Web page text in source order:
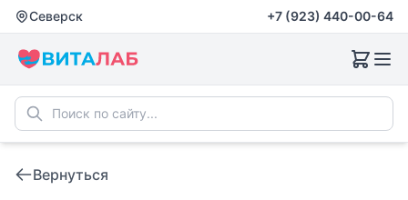
Северск +7 (923) 440-00-64
Вернуться